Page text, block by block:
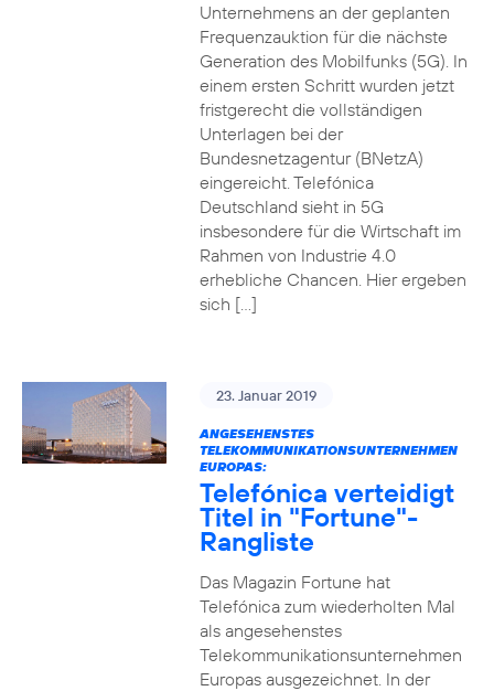
Unternehmens an der geplanten
Frequenzauktion für die nächste
Generation des Mobilfunks (5G). In
einem ersten Schritt wurden jetzt
fristgerecht die vollständigen
Unterlagen bei der
Bundesnetzagentur (BNetzA)
eingereicht. Telefónica
Deutschland sieht in 5G
insbesondere für die Wirtschaft im
Rahmen von Industrie 4.0
erhebliche Chancen. Hier ergeben
sich […]
23. Januar 2019
ANGESEHENSTES
TELEKOMMUNIKATIONSUNTERNEHMEN
EUROPAS:
Telefónica verteidigt
Titel in "Fortune"-
Rangliste
Das Magazin Fortune hat
Telefónica zum wiederholten Mal
als angesehenstes
Telekommunikationsunternehmen
Europas ausgezeichnet. In der